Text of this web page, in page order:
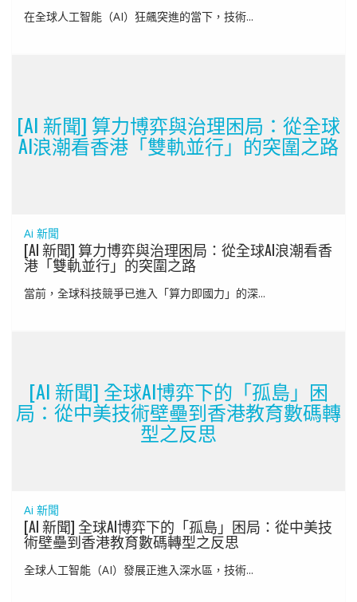
在全球人工智能（AI）狂飆突進的當下，技術...
[AI 新聞] 算力博弈與治理困局：從全球
AI浪潮看香港「雙軌並行」的突圍之路
Ai 新聞
[AI 新聞] 算力博弈與治理困局：從全球AI浪潮看香
港「雙軌並行」的突圍之路
當前，全球科技競爭已進入「算力即國力」的深...
[AI 新聞] 全球AI博弈下的「孤島」困
局：從中美技術壁壘到香港教育數碼轉
型之反思
Ai 新聞
[AI 新聞] 全球AI博弈下的「孤島」困局：從中美技
術壁壘到香港教育數碼轉型之反思
全球人工智能（AI）發展正進入深水區，技術...